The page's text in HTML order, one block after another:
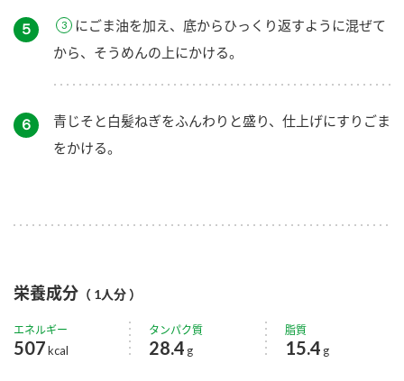
５
にごま油を加え、底からひっくり返すように混ぜて
から、そうめんの上にかける。
６
青じそと白髪ねぎをふんわりと盛り、仕上げにすりごま
をかける。
栄養成分 （ 1人分 ）
エネルギー
507kcal
タンパク質
28.4 g
脂質
15.4 g